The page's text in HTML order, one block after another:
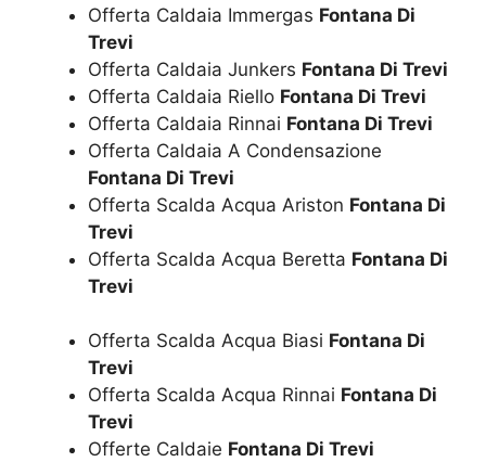
Offerta Caldaia Immergas Fontana Di
Trevi
Offerta Caldaia Junkers Fontana Di Trevi
Offerta Caldaia Riello Fontana Di Trevi
Offerta Caldaia Rinnai Fontana Di Trevi
Offerta Caldaia A Condensazione
Fontana Di Trevi
Offerta Scalda Acqua Ariston Fontana Di
Trevi
Offerta Scalda Acqua Beretta Fontana Di
Trevi
Offerta Scalda Acqua Biasi Fontana Di
Trevi
Offerta Scalda Acqua Rinnai Fontana Di
Trevi
Offerte Caldaie Fontana Di Trevi